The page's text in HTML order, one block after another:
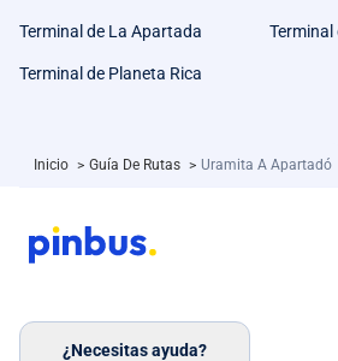
Terminal de La Apartada Terminal
Terminal de Planeta Rica
Inicio > Guía De Rutas > Uramita A Apartadó
¿Necesitas ayuda?